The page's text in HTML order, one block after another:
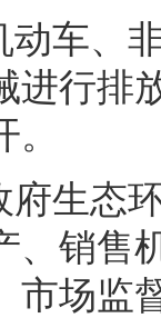
车、
进行排
生态
、销售
市场监